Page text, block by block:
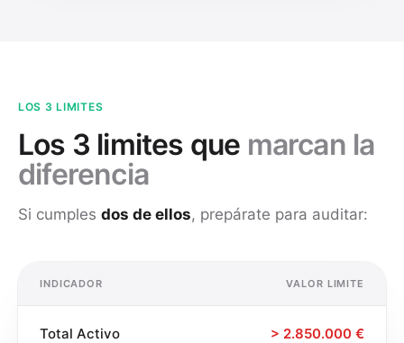
LOS 3 LIMITES
Los 3 limites que marcan la
diferencia
Si cumples dos de ellos, prepárate para auditar:
INDICADOR VALOR LIMITE
Total Activo > 2.850.000 €